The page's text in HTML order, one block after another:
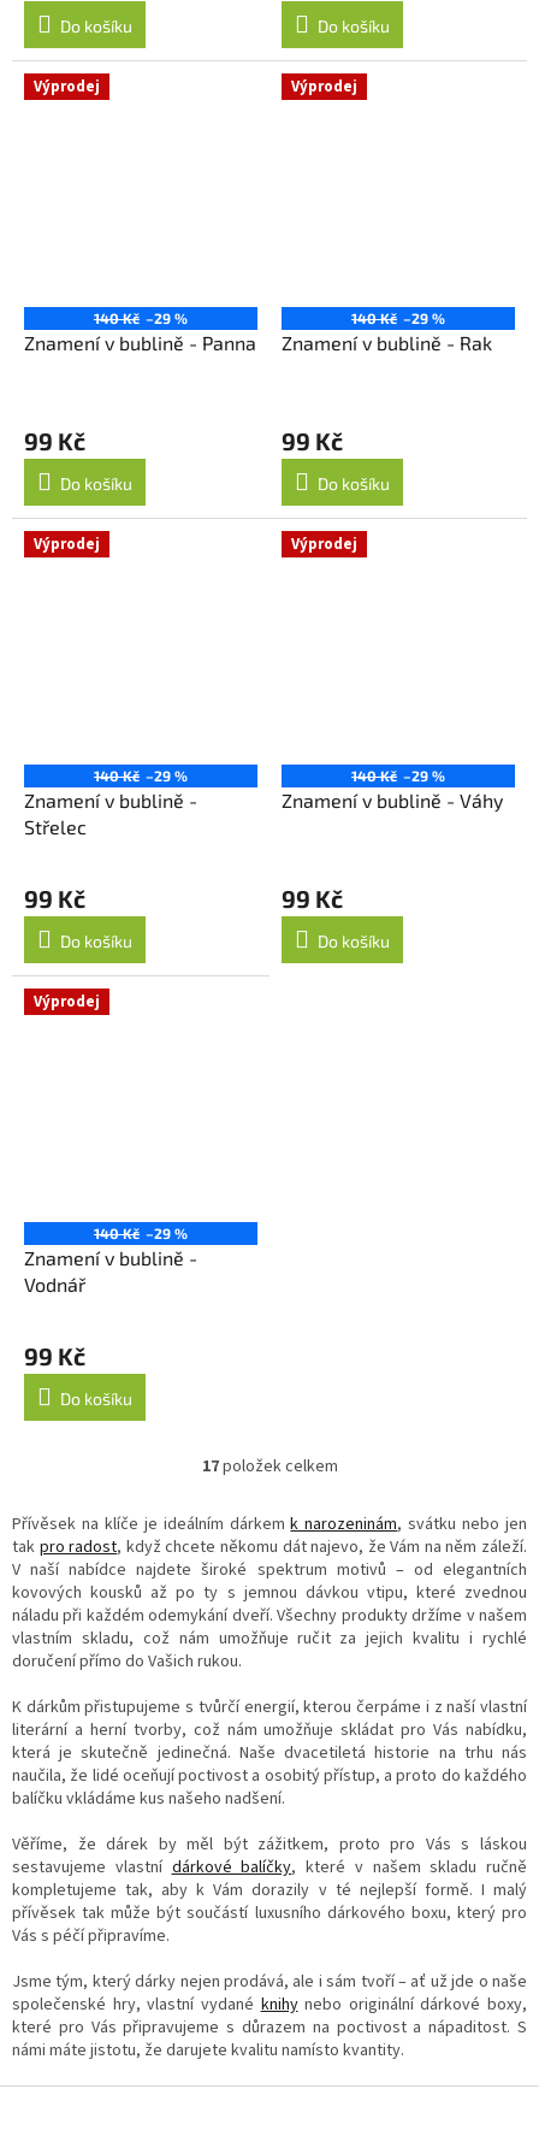
Do košíku Do košíku
Výprodej
140 Kč –29 %
Znamení v bublině - Panna
99 Kč
Do košíku
Výprodej
140 Kč –29 %
Znamení v bublině - Rak
99 Kč
Do košíku
Výprodej
140 Kč –29 %
Znamení v bublině -
Střelec
99 Kč
Do košíku
Výprodej
140 Kč –29 %
Znamení v bublině - Váhy
99 Kč
Do košíku
Výprodej
140 Kč –29 %
Znamení v bublině -
Vodnář
99 Kč
Do košíku
O
l
á
d
a
c
í
v
k
y
v
ý
i
s
u
17položek celkem
Přívěsek na klíče je ideálním dárkemk narozeninám, svátku nebo jen
tak pro radost, když chcete někomu dát najevo, že Vám na něm záleží.
V naší nabídce najdete široké spektrum motivů – od elegantních
kovových kousků až po ty s jemnou dávkou vtipu, které zvednou
náladu při každém odemykání dveří. Všechny produkty držíme v našem
vlastním skladu, což nám umožňuje ručit za jejich kvalitu i rychlé
doručení přímo do Vašich rukou.
K dárkům přistupujeme s tvůrčí energií, kterou čerpáme i z naší vlastní
literární a herní tvorby, což nám umožňuje skládat pro Vás nabídku,
která je skutečně jedinečná. Naše dvacetiletá historie na trhu nás
naučila, že lidé oceňují poctivost a osobitý přístup, a proto do každého
balíčku vkládáme kus našeho nadšení.
Věříme, že dárek by měl být zážitkem, proto pro Vás s láskou
sestavujeme vlastní dárkové balíčky, které v našem skladu ručně
kompletujeme tak, aby k Vám dorazily v té nejlepší formě. I malý
přívěsek tak může být součástí luxusního dárkového boxu, který pro
Vás s péčí připravíme.
Jsme tým, který dárky nejen prodává, ale i sám tvoří – ať už jde o naše
společenské hry, vlastní vydané knihynebo originální dárkové boxy,
které pro Vás připravujeme s důrazem na poctivost a nápaditost. S
námi máte jistotu, že darujete kvalitu namísto kvantity.